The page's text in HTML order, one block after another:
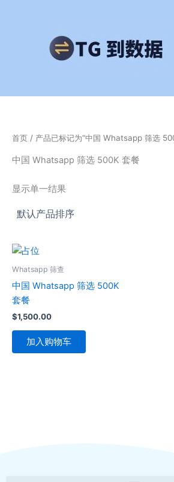
首页 / 产品已标记为“中国 Whatsapp 筛选
中国 Whatsapp 筛选 500K 套餐
显示单一结果
Whatsapp 筛查
中国 Whatsapp 筛选 500K
套餐
$1,500.00
加入购物车